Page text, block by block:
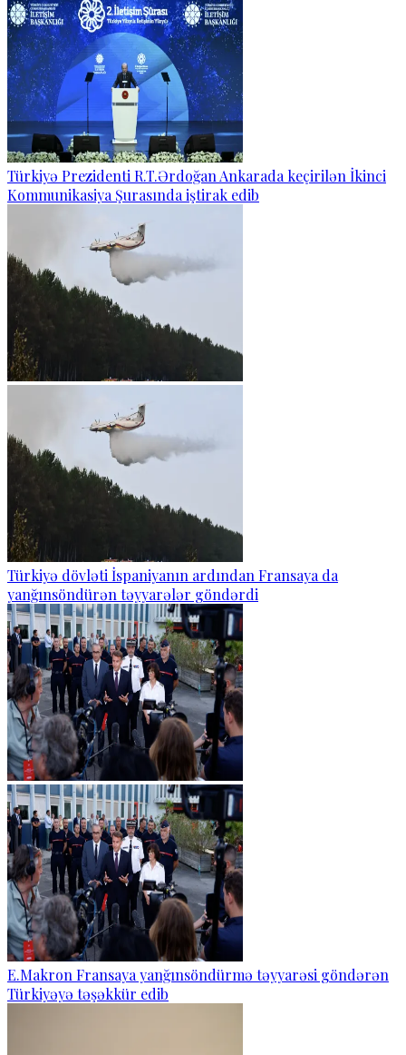
Türkiyə Prezidenti R.T.Ərdoğan Ankarada keçirilən İkinci
Kommunikasiya Şurasında iştirak edib
Türkiyə dövləti İspaniyanın ardından Fransaya da
yanğınsöndürən təyyarələr göndərdi
E.Makron Fransaya yanğınsöndürmə təyyarəsi göndərən
Türkiyəyə təşəkkür edib